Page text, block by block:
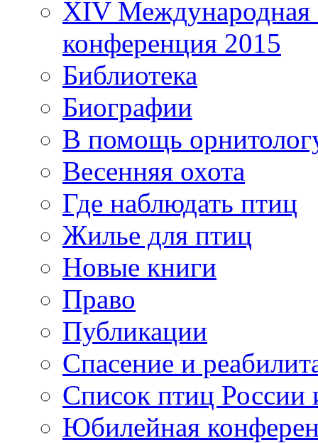
XIV Международная
конференция 2015
Библиотека
Биографии
В помощь
Весенняя охота
Где наблюдать птиц
Жилье для птиц
Новые книги
Право
Публикации
Спасение и
Список птиц России
Юбилейная